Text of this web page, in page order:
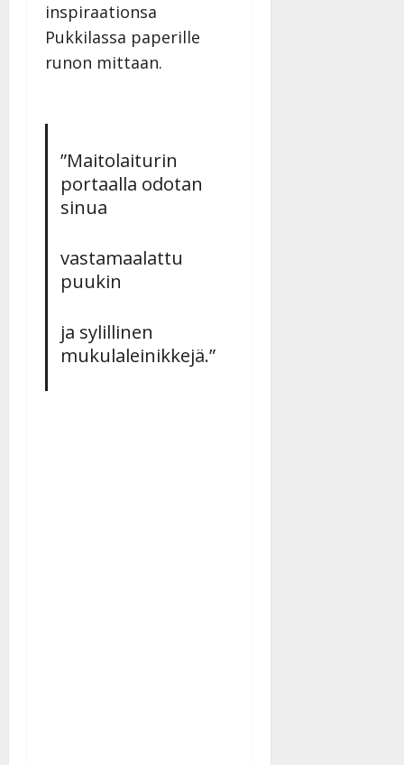
inspiraationsa
Pukkilassa paperille
runon mittaan.
”Maitolaiturin
portaalla odotan
sinua
vastamaalattu
puukin
ja sylillinen
mukulaleinikkejä.”